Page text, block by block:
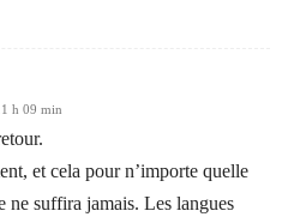
h 09 min
et cela pour n’importe quelle
ne suffira jamais. Les langues